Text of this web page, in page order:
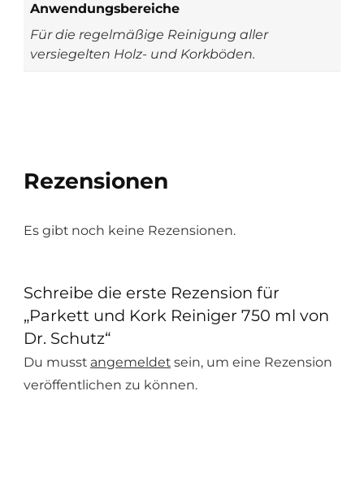
Anwendungsbereiche
Für die regelmäßige Reinigung aller
versiegelten Holz- und Korkböden.
Rezensionen
Es gibt noch keine Rezensionen.
Schreibe die erste Rezension für
„Parkett und Kork Reiniger 750 ml von
Dr. Schutz“
Du musst angemeldet sein, um eine Rezension
veröffentlichen zu können.